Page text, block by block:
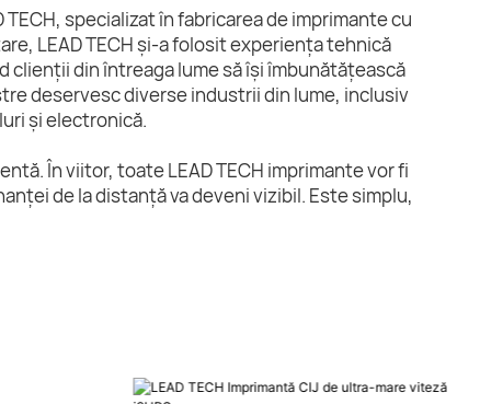
specializat în fabricarea de imprimante cu
LEAD TECH și-a folosit experiența tehnică
din întreaga lume să își îmbunătățească
deservesc diverse industrii din lume, inclusiv
și electronică.
În viitor, toate LEAD TECH imprimante vor fi
de la distanță va deveni vizibil. Este simplu,